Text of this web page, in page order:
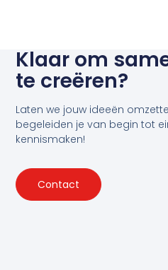
Klaar om
te creëren?
Laten we jouw ideeën
begeleiden je van begin tot
kennismaken!
Contact